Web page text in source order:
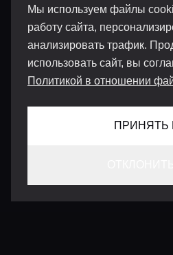
Мы используем файлы
работу сайта,
анализировать трафик.
использовать сайт, вы
Политикой в отношении
ПРИНЯТЬ